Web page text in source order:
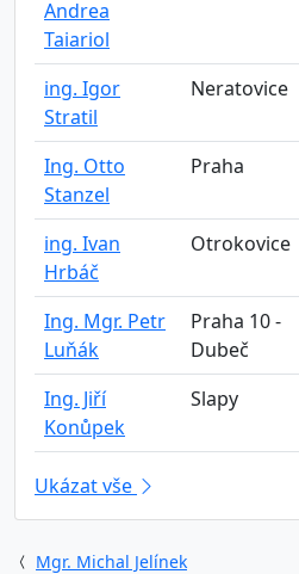
Andrea
Taiariol
ing. Igor
Stratil
Neratovice
Ing. Otto
Stanzel
Praha
ing. Ivan
Hrbáč
Otrokovice
Ing. Mgr. Petr
Luňák
Praha 10 -
Dubeč
Ing. Jiří
Konůpek
Slapy
Ukázat vše
Mgr. Michal Jelínek